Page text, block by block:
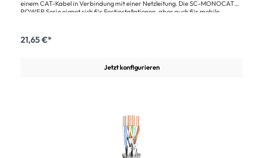
einem CAT-Kabel in Verbindung mit einer Netzleitung. Die SC-MONOCAT
POWER Serie eignet sich für Festinstallationen, aber auch für mobile
21,65 €*
Jetzt konfigurieren